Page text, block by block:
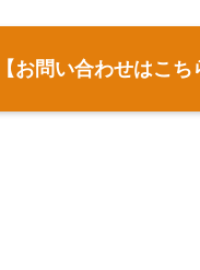
お問い合わせはこち